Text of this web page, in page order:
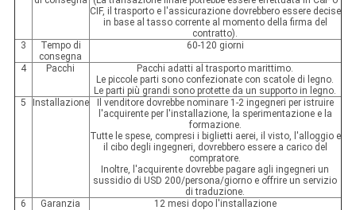
CIF, il trasporto e l'assicurazione dovrebbero essere decise
in base al tasso corrente al momento della firma del
contratto).
3
Tempo di
consegna
60-120 giorni
4 Pacchi
Pacchi adatti al trasporto marittimo.
Le piccole parti sono confezionate con scatole di legno.
Le parti più grandi sono protette da un supporto in legno.
5
Installazione
Il venditore dovrebbe nominare 1-2 ingegneri per istruire
l'acquirente per l'installazione, la sperimentazione e la
formazione.
Tutte le spese, compresi i biglietti aerei, il visto, l'alloggio e
il cibo degli ingegneri, dovrebbero essere a carico del
compratore.
Inoltre, l'acquirente dovrebbe pagare agli ingegneri un
sussidio di USD 200/persona/giorno e offrire un servizio
di traduzione.
6
Garanzia
12 mesi dopo l'installazione